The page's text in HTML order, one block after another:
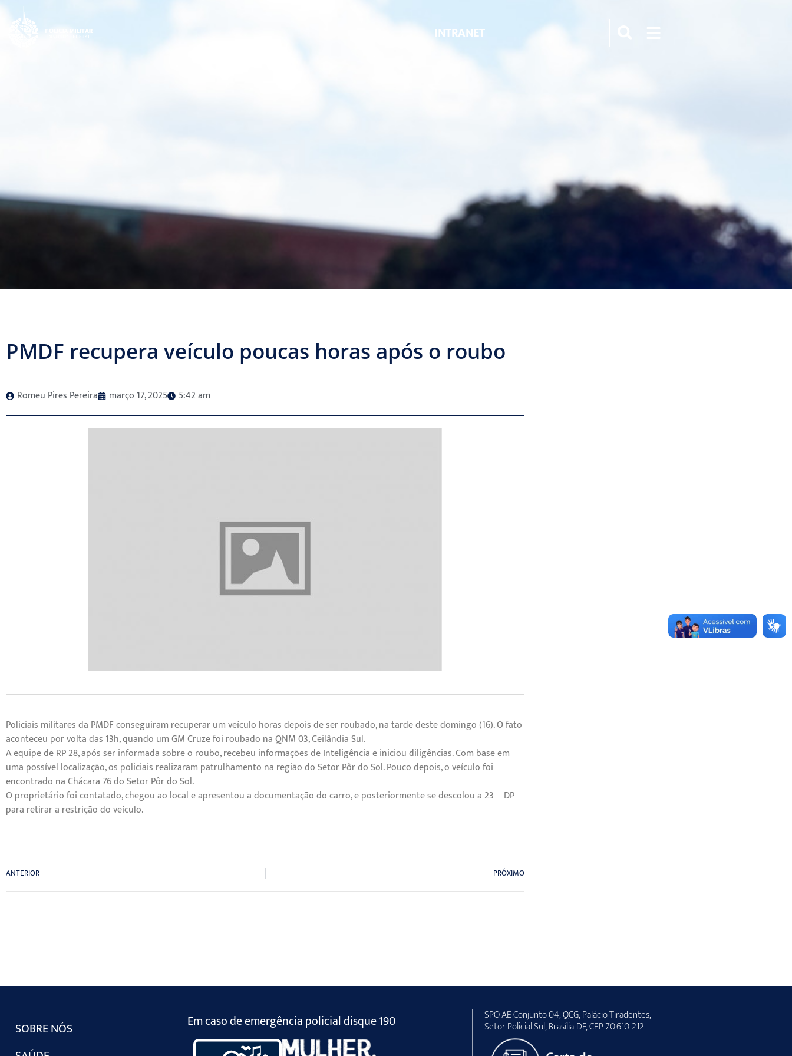
INTRANET
PMDF recupera veículo poucas horas após o roubo
Romeu Pires Pereira março 17, 2025 5:42 am
Policiais militares da PMDF conseguiram recuperar um veículo horas depois de ser roubado, na tarde deste domingo (16). O fato
aconteceu por volta das 13h, quando um GM Cruze foi roubado na QNM 03, Ceilândia Sul.
A equipe de RP 28, após ser informada sobre o roubo, recebeu informações de Inteligência e iniciou diligências. Com base em
uma possível localização, os policiais realizaram patrulhamento na região do Setor Pôr do Sol. Pouco depois, o veículo foi
encontrado na Chácara 76 do Setor Pôr do Sol.
O proprietário foi contatado, chegou ao local e apresentou a documentação do carro, e posteriormente se descolou a 23º DP
para retirar a restrição do veículo.
ANTERIOR PRÓXIMO
SOBRE NÓS
Em caso de emergência policial disque 190 SPO AE Conjunto 04, QCG, Palácio Tiradentes,
Setor Policial Sul, Brasília-DF, CEP 70.610-212